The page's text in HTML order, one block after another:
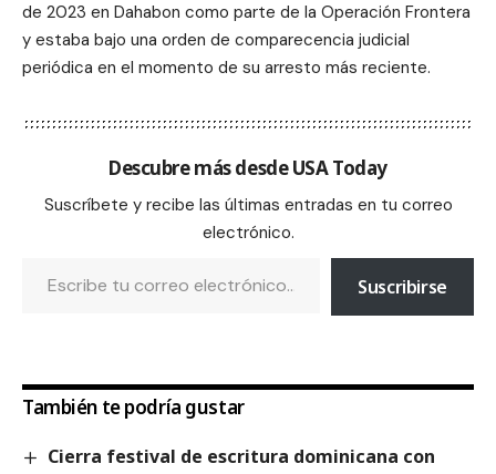
de 2023 en Dahabon como parte de la Operación Frontera
y estaba bajo una orden de comparecencia judicial
periódica en el momento de su arresto más reciente.
Descubre más desde USA Today
Suscríbete y recibe las últimas entradas en tu correo
electrónico.
Suscribirse
También te podría gustar
Cierra festival de escritura dominicana con